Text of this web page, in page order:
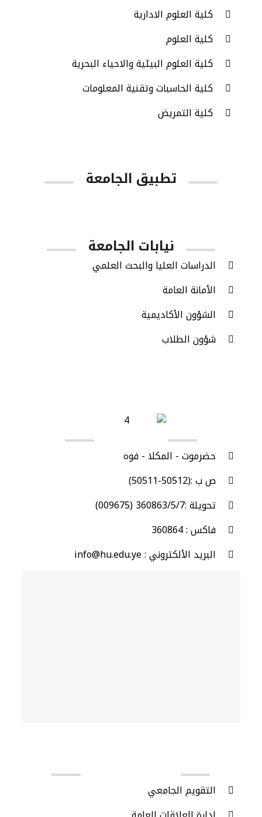
كلية العلوم الادارية
كلية العلوم
كلية العلوم البيئية والاحياء البحرية
كلية الحاسبات وتقنية المعلومات
كلية التمريض
تطبيق الجامعة
نيابات الجامعة
الدراسات العليا والبحث العلمي
الأمانة العامة
الشؤون الأكاديمية
شؤون الطلاب
حضرموت - المكلا - فوه
ص ب :(50512-50511)
تحويلة :360863/5/7 (009675)
فاكس : 360864
البريد الألكتروني : info@hu.edu.ye
التقويم الجامعي